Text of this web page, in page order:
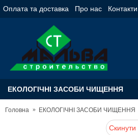
Оплата та доставка Про нас Контакти
ЕКОЛОГІЧНІ ЗАСОБИ ЧИЩЕННЯ
Головна ЕКОЛОГІЧНІ ЗАСОБИ ЧИЩЕННЯ
Скинути